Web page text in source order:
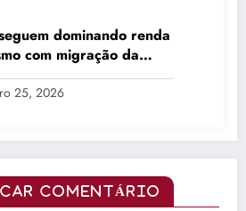
dominando renda
com migração da
25, 2026
COMENTÁRIO